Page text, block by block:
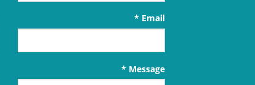
Email
*
Message
*